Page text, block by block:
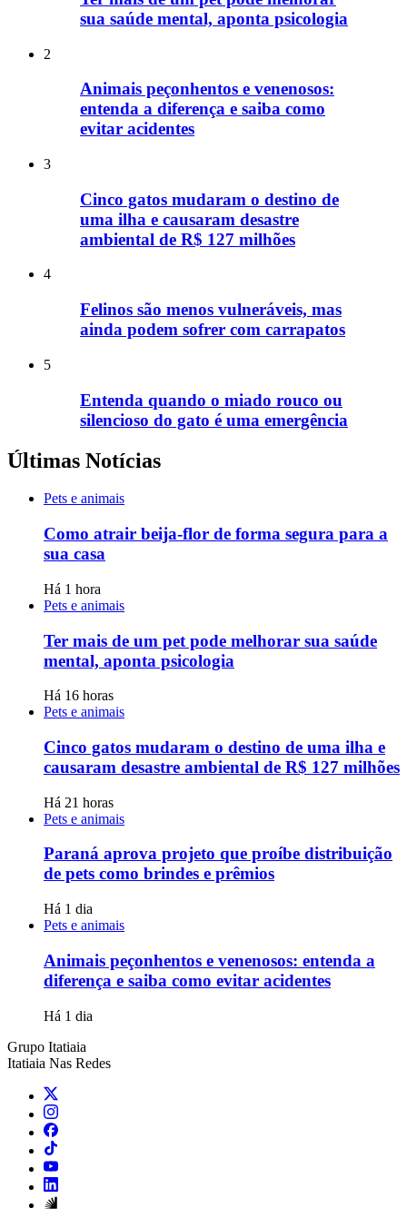
sua saúde mental, aponta psicologia
2
Animais peçonhentos e venenosos:
entenda a diferença e saiba como
evitar acidentes
3
Cinco gatos mudaram o destino de
uma ilha e causaram desastre
ambiental de R$ 127 milhões
4
Felinos são menos vulneráveis, mas
ainda podem sofrer com carrapatos
5
Entenda quando o miado rouco ou
silencioso do gato é uma emergência
Últimas Notícias
Pets e animais
Como atrair beija-flor de forma segura para a
sua casa
Há 1 hora
Pets e animais
Ter mais de um pet pode melhorar sua saúde
mental, aponta psicologia
Há 16 horas
Pets e animais
Cinco gatos mudaram o destino de uma ilha e
causaram desastre ambiental de R$ 127 milhões
Há 21 horas
Pets e animais
Paraná aprova projeto que proíbe distribuição
de pets como brindes e prêmios
Há 1 dia
Pets e animais
Animais peçonhentos e venenosos: entenda a
diferença e saiba como evitar acidentes
Há 1 dia
Grupo Itatiaia
Itatiaia Nas Redes